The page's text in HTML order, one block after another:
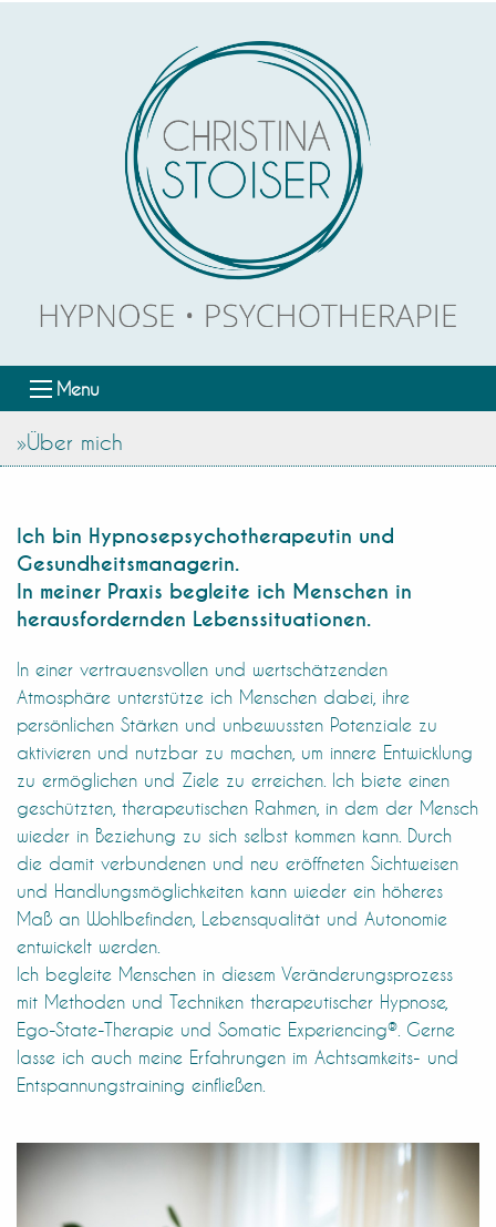
Menu
»Über mich
Ich bin Hypnosepsychotherapeutin und
Gesundheitsmanagerin.
In meiner Praxis begleite ich Menschen in
herausfordernden Lebenssituationen.
In einer vertrauensvollen und wertschätzenden
Atmosphäre unterstütze ich Menschen dabei, ihre
persönlichen Stärken und unbewussten Potenziale zu
aktivieren und nutzbar zu machen, um innere Entwicklung
zu ermöglichen und Ziele zu erreichen. Ich biete einen
geschützten, therapeutischen Rahmen, in dem der Mensch
wieder in Beziehung zu sich selbst kommen kann. Durch
die damit verbundenen und neu eröffneten Sichtweisen
und Handlungsmöglichkeiten kann wieder ein höheres
Maß an Wohlbefinden, Lebensqualität und Autonomie
entwickelt werden.
Ich begleite Menschen in diesem Veränderungsprozess
mit Methoden und Techniken therapeutischer Hypnose,
Ego-State-Therapie und Somatic Experiencing®. Gerne
lasse ich auch meine Erfahrungen im Achtsamkeits- und
Entspannungstraining einfließen.